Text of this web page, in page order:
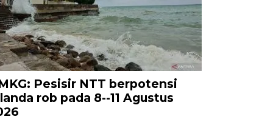
Pesisir NTT berpotensi
rob pada 8--11 Agustus